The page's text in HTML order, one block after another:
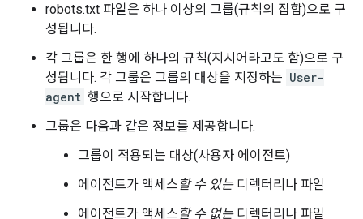
robots.txt 파일은 하나 이상의 그룹(규칙의 집합)으로 구
성됩니다.
각 그룹은 한 행에 하나의 규칙(지시어라고도 함)으로 구
성됩니다. 각 그룹은 그룹의 대상을 지정하는 User-
agent 행으로 시작합니다.
그룹은 다음과 같은 정보를 제공합니다.
그룹이 적용되는 대상(사용자 에이전트)
에이전트가 액세스 할 수 있는디렉터리나 파일
에이전트가 액세스 할 수 없는디렉터리나 파일